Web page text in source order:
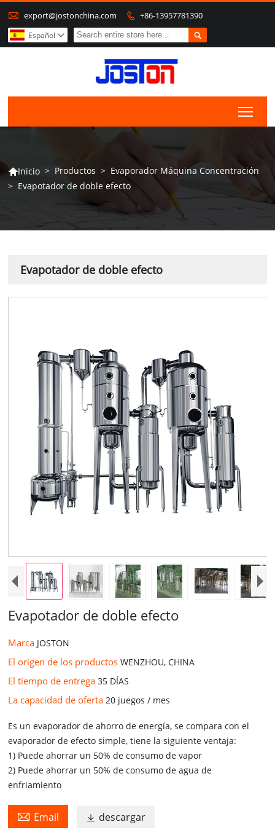
 export@jostonchina.com  +86-13957781390

Español 
Inicio > Productos > Evaporador Máquina Concentración
> Evapotador de doble efecto
Evapotador de doble efecto
Evapotador de doble efecto
Marca JOSTON
El origen de los productosWENZHOU, CHINA
El tiempo de entrega35 DÍAS
La capacidad de oferta 20 juegos / mes
Es un evaporador de ahorro de energía, se compara con el
evaporador de efecto simple, tiene la siguiente ventaja:
1) Puede ahorrar un 50% de consumo de vapor
2) Puede ahorrar un 50% de consumo de agua de
enfriamiento
 Email  descargar